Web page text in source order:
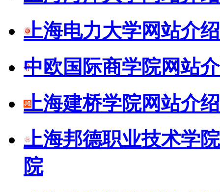
上海电力大学网站介绍
中欧国际商学院网站
上海建桥学院网站介绍
上海邦德职业技术学
院